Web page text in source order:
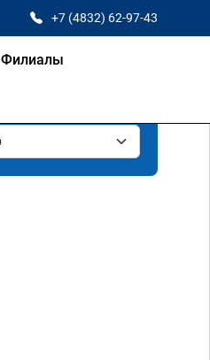
+7 (4832) 62-97-43
Филиалы